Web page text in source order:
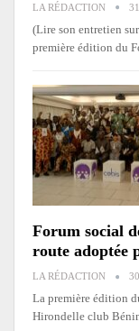
LA RÉDACTION
(Lire son entretien
première édition du
Forum social
route adoptée
LA RÉDACTION
La première édition
Hirondelle club